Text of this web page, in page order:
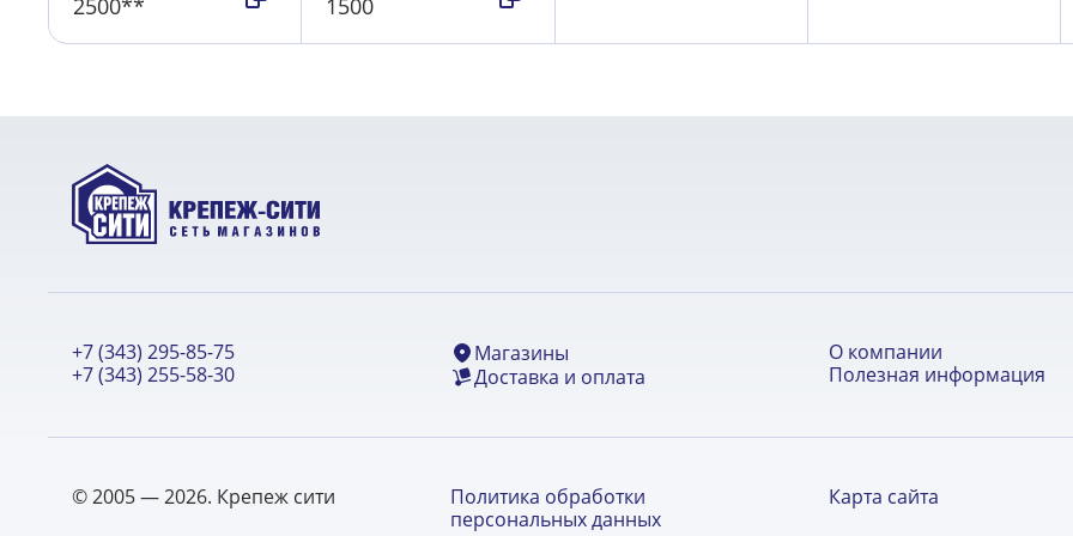
+7 (343) 295-85-75
+7 (343) 255-58-30
Магазины
Доставка и оплата
О компании
Полезная информация
© 2005 — 2026. Крепеж сити
Политика обработки
персональных данных
Карта сайта